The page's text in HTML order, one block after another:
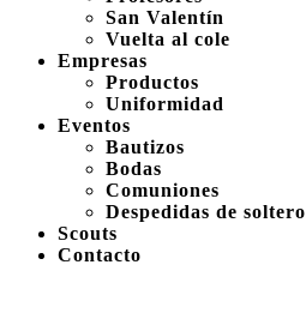
San Valentín
Vuelta al cole
Empresas
Productos
Uniformidad
Eventos
Bautizos
Bodas
Comuniones
Despedidas de soltero
Scouts
Contacto